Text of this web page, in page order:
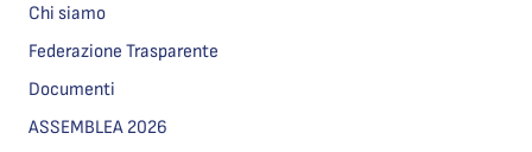
Chi siamo
Federazione Trasparente
Documenti
ASSEMBLEA 2026